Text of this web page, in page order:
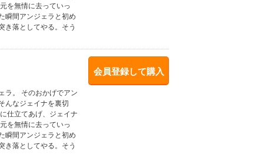
を無情に去っていっ
瞬間アンジェラと初め
き落としてやる。そう
会員登録して購入
ラ。 そのおかげでアン
んなジェイナを裏切
仕立てあげ、ジェイナ
を無情に去っていっ
瞬間アンジェラと初め
き落としてやる。そう